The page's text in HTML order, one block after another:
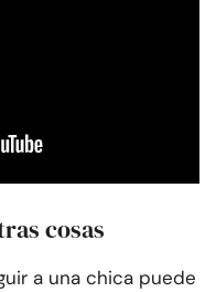
cosas
a una chica puede